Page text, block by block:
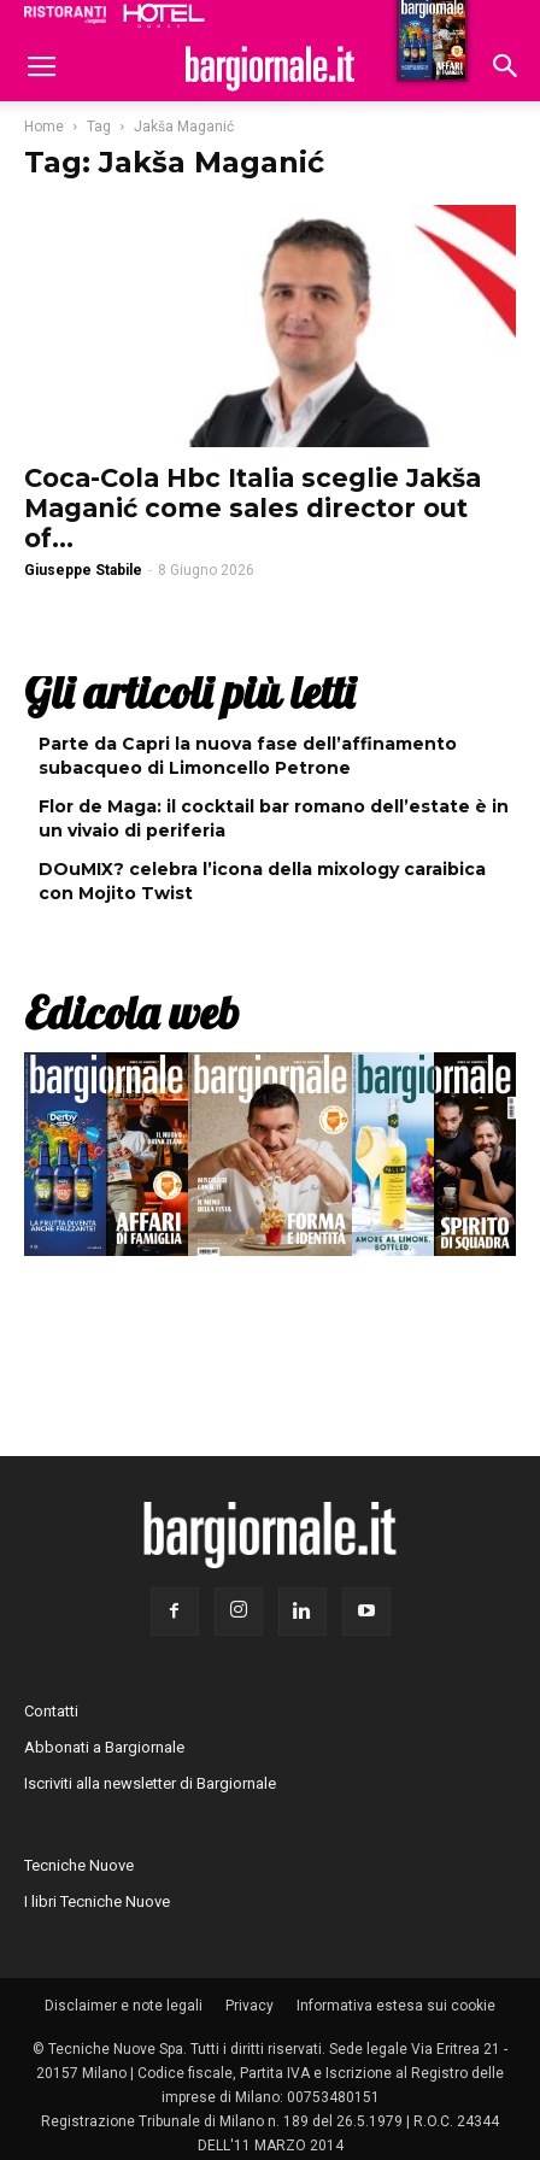
Hoteldomani
Home Tag Jakša Maganić
Tag: Jakša Maganić
Coca-Cola Hbc Italia sceglie Jakša
Maganić come sales director out
of...
Giuseppe Stabile - 8 Giugno 2026
Gli articoli più letti
Parte da Capri la nuova fase dell’affinamento
subacqueo di Limoncello Petrone
Flor de Maga: il cocktail bar romano dell’estate è in
un vivaio di periferia
DOuMIX? celebra l’icona della mixology caraibica
con Mojito Twist
Edicola web
Contatti
Abbonati a Bargiornale
Iscriviti alla newsletter di Bargiornale
Tecniche Nuove
I libri Tecniche Nuove
Disclaimer e note legali Privacy Informativa estesa sui cookie
© Tecniche Nuove Spa. Tutti i diritti riservati. Sede legale Via Eritrea 21 -
20157 Milano | Codice fiscale, Partita IVA e Iscrizione al Registro delle
imprese di Milano: 00753480151
Registrazione Tribunale di Milano n. 189 del 26.5.1979 | R.O.C. 24344
DELL'11 MARZO 2014